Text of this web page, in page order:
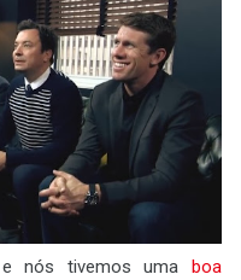
nós tivemos uma
boa